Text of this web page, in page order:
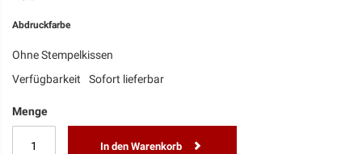
Abdruckfarbe
Ohne Stempelkissen
Verfügbarkeit
Sofort lieferbar
Menge
In den Warenkorb